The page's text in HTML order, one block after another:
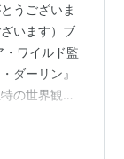
うございま
います）ブ
・ワイルド監
ダーリン』
の世界観と
同体を舞台